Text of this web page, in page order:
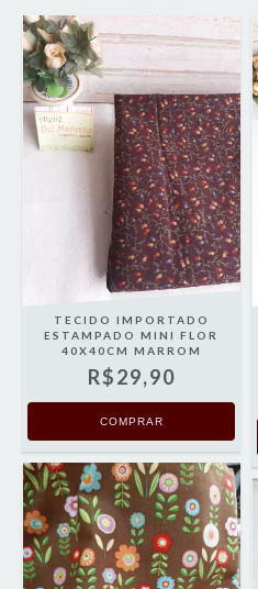
TECIDO IMPORTADO
ESTAMPADO MINI FLOR
40X40CM MARROM
R$29,90